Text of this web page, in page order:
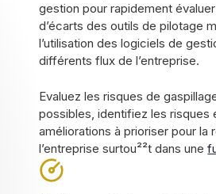
gestion pour rapidement
d’écarts des outils de pilotage
l’utilisation des logiciels de
différents flux de l’entreprise.
Evaluez les risques de
possibles, identifiez les risques
améliorations à prioriser pour la
l’entreprise surtou²²t dans une